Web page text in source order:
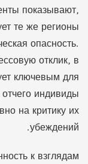
показывают,
те же регионы
опасность.
отклик, в
ключевым для
индивиды
на критику их
убеждений.
к взглядам